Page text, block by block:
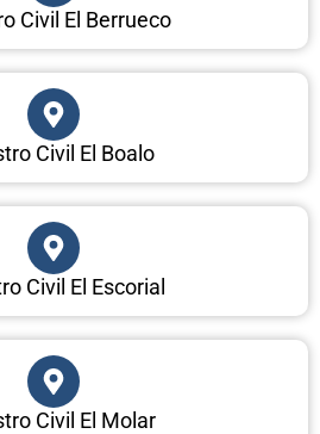
Civil El Berrueco
Civil El Boalo
Civil El Escorial
Civil El Molar